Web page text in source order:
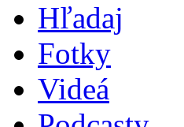
Hľadaj
Fotky
Videá